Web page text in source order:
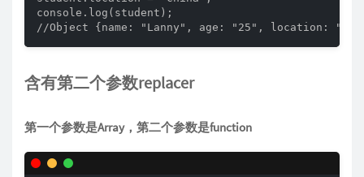
console.log(student);
//Object {name: "Lanny", age: "25", location:
含有第二个参数replacer
第一个参数是Array，第二个参数是function